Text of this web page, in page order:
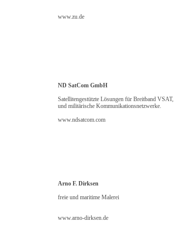
ND SatCom GmbH
Satellitengestützte Lösungen für Breitband VSAT,
und militärische Kommunikationsnetzwerke.
www.ndsatcom.com
Arno F. Dirksen
freie und maritime Malerei
www.arno-dirksen.de
www.zu.de